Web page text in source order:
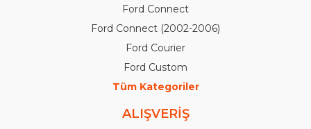
Ford Connect
Ford Connect (2002-2006)
Ford Courier
Ford Custom
Tüm Kategoriler
ALIŞVERİŞ